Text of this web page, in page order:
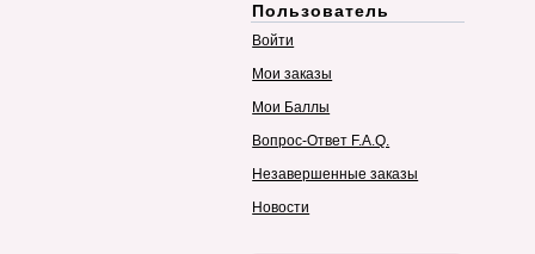
Пользователь
Войти
Мои заказы
Мои Баллы
Вопрос-Ответ F.A.Q.
Незавершенные заказы
Новости